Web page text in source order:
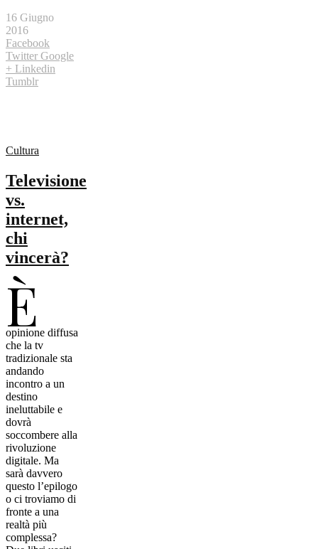
16 Giugno
2016
Facebook
Twitter Google
+ Linkedin
Tumblr
Cultura
Televisione
vs.
internet,
chi
vincerà?
È
opinione diffusa
che la tv
tradizionale sta
andando
incontro a un
destino
ineluttabile e
dovrà
soccombere alla
rivoluzione
digitale. Ma
sarà davvero
questo l’epilogo
o ci troviamo di
fronte a una
realtà più
complessa?